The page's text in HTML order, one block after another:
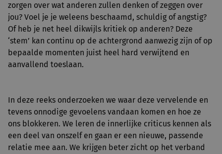
zorgen over wat anderen zullen denken of zeggen over
jou? Voel je je weleens beschaamd, schuldig of angstig?
Of heb je net heel dikwijls kritiek op anderen? Deze
‘stem’ kan continu op de achtergrond aanwezig zijn of op
bepaalde momenten juist heel hard verwijtend en
aanvallend toeslaan.
In deze reeks onderzoeken we waar deze vervelende en
tevens onnodige gevoelens vandaan komen en hoe ze
ons blokkeren. We leren de innerlijke criticus kennen als
een deel van onszelf en gaan er een nieuwe, passende
relatie mee aan. We krijgen beter zicht op het verband